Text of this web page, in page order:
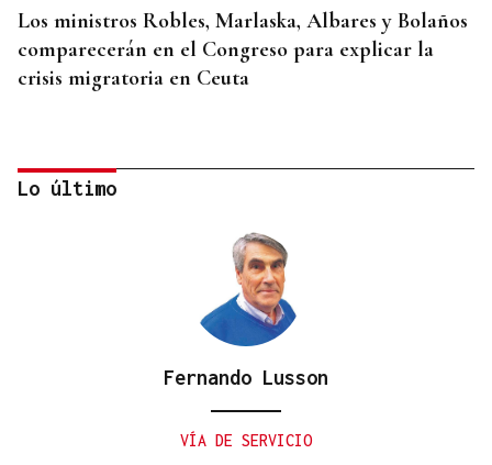
Los ministros Robles, Marlaska, Albares y Bolaños
comparecerán en el Congreso para explicar la
crisis migratoria en Ceuta
El PSOE garantiza que Felipe VI visitará Ceuta
Lo último
Fernando Lusson
VÍA DE SERVICIO